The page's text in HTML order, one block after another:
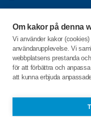
Om kakor på denna
Vi använder kakor
användarupplevelse. Vi
webbplatsens prestanda
för att förbättra och
att kunna erbjuda
Medlemsträff
Appar
C/o:Carl-Axel Hallberg